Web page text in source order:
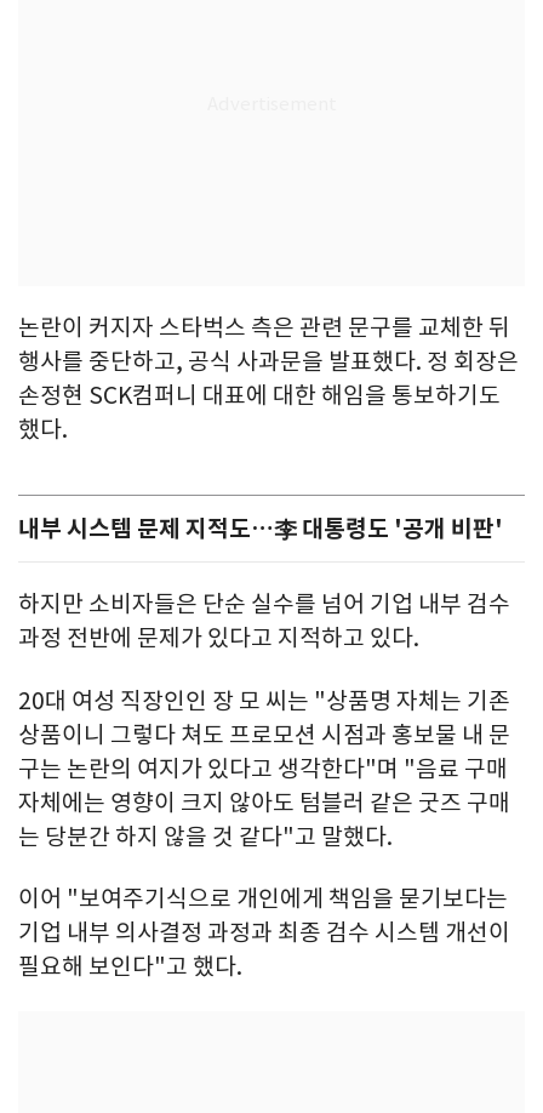
논란이 커지자 스타벅스 측은 관련 문구를 교체한 뒤
행사를 중단하고, 공식 사과문을 발표했다. 정 회장은
손정현 SCK컴퍼니 대표에 대한 해임을 통보하기도
했다.
내부 시스템 문제 지적도…李 대통령도 '공개 비판'
하지만 소비자들은 단순 실수를 넘어 기업 내부 검수
과정 전반에 문제가 있다고 지적하고 있다.
20대 여성 직장인인 장 모 씨는 "상품명 자체는 기존
상품이니 그렇다 쳐도 프로모션 시점과 홍보물 내 문
구는 논란의 여지가 있다고 생각한다"며 "음료 구매
자체에는 영향이 크지 않아도 텀블러 같은 굿즈 구매
는 당분간 하지 않을 것 같다"고 말했다.
이어 "보여주기식으로 개인에게 책임을 묻기보다는
기업 내부 의사결정 과정과 최종 검수 시스템 개선이
필요해 보인다"고 했다.